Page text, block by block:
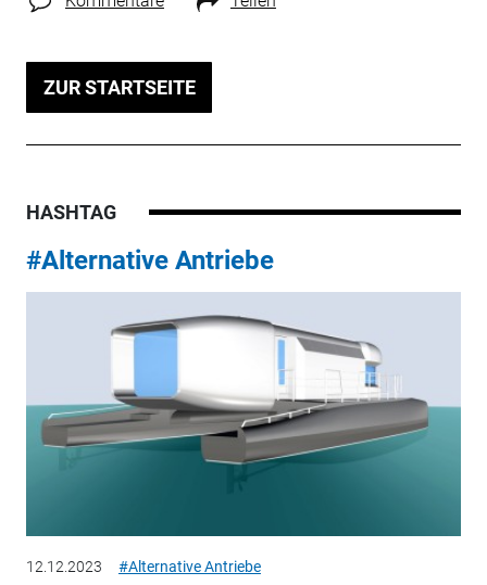
ZUR STARTSEITE
HASHTAG
#Alternative Antriebe
12.12.2023 #Alternative Antriebe